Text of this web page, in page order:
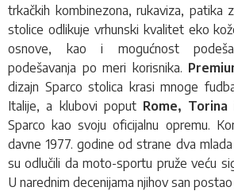
trkačkih kombinezona, rukaviza, patika
stolice odlikuje vrhunski kvalitet eko
osnove, kao i mogućnost
podešavanja po meri korisnika.
dizajn Sparco stolica krasi mnoge
Italije, a klubovi poput Rome, Torina
Sparco kao svoju oficijalnu opremu.
davne 1977. godine od strane dva
su odlučili da moto-sportu pruže veću
U narednim decenijama njihov san postao